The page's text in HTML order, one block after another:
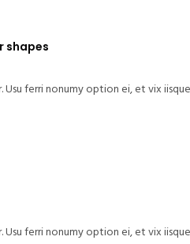
shapes
ferri nonumy option ei, et vix
ferri nonumy option ei, et vix